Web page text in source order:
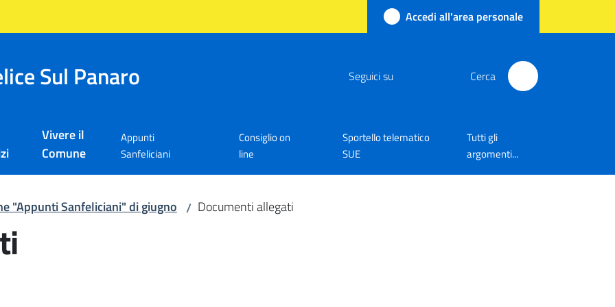
Accedi all'area personale
Sul Panaro Seguici su Cerca
Vivere il
Comune
Appunti
Sanfeliciani
Consiglio on
line
Sportello telematico
SUE
Tutti gli
argomenti...
"Appunti Sanfeliciani" di giugno / Documenti allegati